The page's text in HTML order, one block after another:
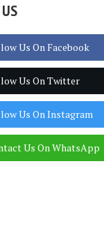
Us On Facebook
Us On Twitter
Us On Instagram
Us On WhatsApp